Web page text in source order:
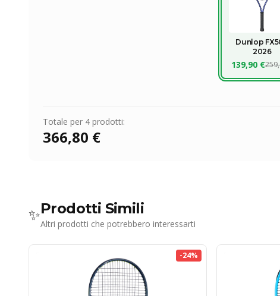
Dunlop
2026
139,90 €
Totale per 4 prodotti:
366,80 €
✨Prodotti Simili
Altri prodotti che potrebbero interessarti
-24%